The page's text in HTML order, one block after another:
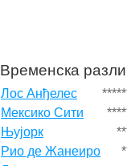
Временска
Лос Анђелес
Мексико Сити
Њујорк
Рио де Жанеиро